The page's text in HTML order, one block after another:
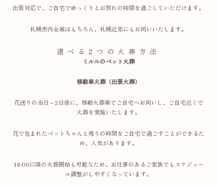
出張対応で、ご自宅でゆっくりとお別れの時間を過ごしていただけます。
札幌市内全域はもちろん、札幌近郊にもお伺いいたします。
選べる2つの火葬方法
ミルルのペット火葬
移動車火葬（出張火葬）
花送りの当日～2日後に、移動火葬車でご自宅へお伺いし、ご自宅近くで
火葬を実施いたします。
花で包まれたペットちゃんと残りの時間をご自宅で過ごすことができるた
め、人気があります。
18:00以降の火葬開始も可能なため、お仕事のあるご家族でもスケジュー
ル調整がしやすくなっています。